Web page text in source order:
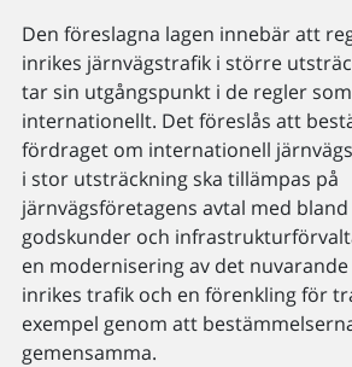
Den föreslagna lagen innebär att
inrikes järnvägstrafik i större
tar sin utgångspunkt i de regler
internationellt. Det föreslås att
fördraget om internationell
i stor utsträckning ska tillämpas på
järnvägsföretagens avtal med
godskunder och
en modernisering av det
inrikes trafik och en förenkling för
exempel genom att
gemensamma.